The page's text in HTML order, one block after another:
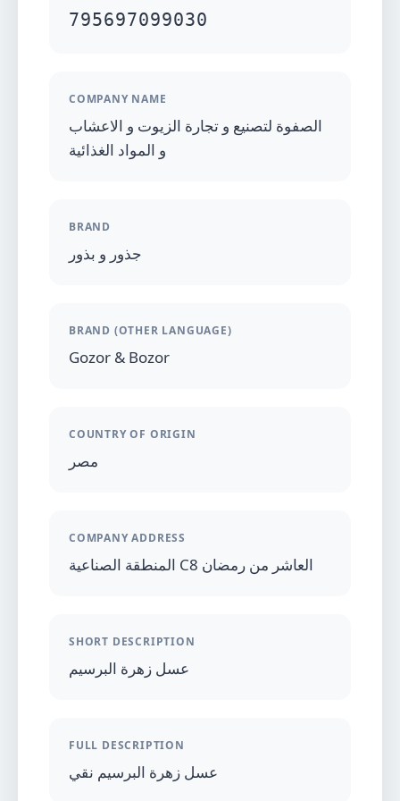
795697099030
COMPANY NAME
الصفوة لتصنيع و تجارة الزيوت و الاعشاب
و المواد الغذائية
BRAND
جذور و بذور
BRAND (OTHER LANGUAGE)
Gozor & Bozor
COUNTRY OF ORIGIN
مصر
COMPANY ADDRESS
المنطقة الصناعية C8 العاشر من رمضان
SHORT DESCRIPTION
عسل زهرة البرسيم
FULL DESCRIPTION
عسل زهرة البرسيم نقي